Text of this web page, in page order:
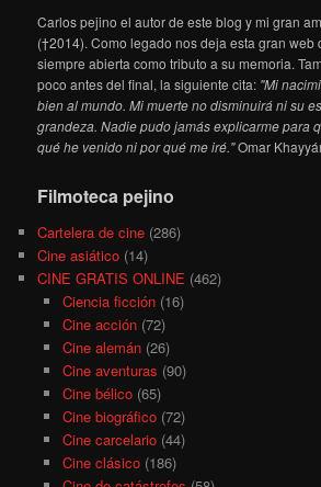
Carlos pejino el autor de este blog y mi gran
(†2014). Como legado nos deja esta gran web
siempre abierta como tributo a su memoria.
poco antes del final, la siguiente cita: "Mi
bien al mundo. Mi muerte no disminuirá ni su
grandeza. Nadie pudo jamás explicarme para
qué he venido ni por qué me iré."Omar
Filmoteca pejino
Cartelera de cine (286)
Cine asiático (14)
CINE GRATIS ONLINE (462)
Ciencia ficción(16)
Cine acción(72)
Cine alemán(26)
Cine aventuras (90)
Cine bélico(65)
Cine biográfico(72)
Cine carcelario(44)
Cine clásico(186)